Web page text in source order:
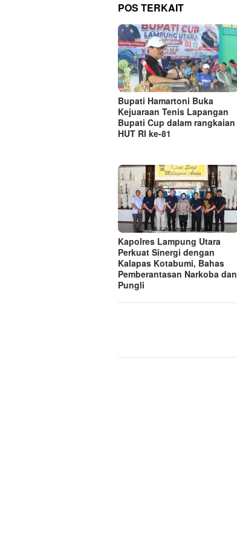
POS TERKAIT
Bupati Hamartoni Buka
Kejuaraan Tenis Lapangan
Bupati Cup dalam rangkaian
HUT RI ke-81
Kapolres Lampung Utara
Perkuat Sinergi dengan
Kalapas Kotabumi, Bahas
Pemberantasan Narkoba dan
Pungli